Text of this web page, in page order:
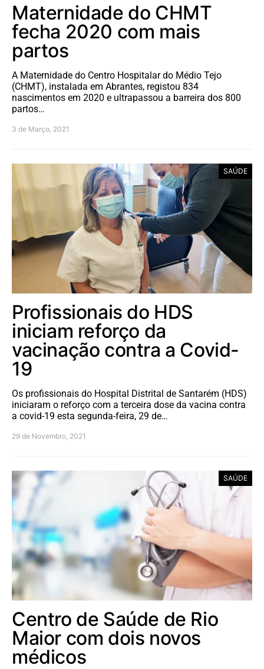
Maternidade do CHMT
fecha 2020 com mais
partos
A Maternidade do Centro Hospitalar do Médio Tejo
(CHMT), instalada em Abrantes, registou 834
nascimentos em 2020 e ultrapassou a barreira dos 800
partos…
3 de Março, 2021
SAÚDE
Profissionais do HDS
iniciam reforço da
vacinação contra a Covid-
19
Os profissionais do Hospital Distrital de Santarém (HDS)
iniciaram o reforço com a terceira dose da vacina contra
a covid-19 esta segunda-feira, 29 de…
29 de Novembro, 2021
SAÚDE
Centro de Saúde de Rio
Maior com dois novos
médicos